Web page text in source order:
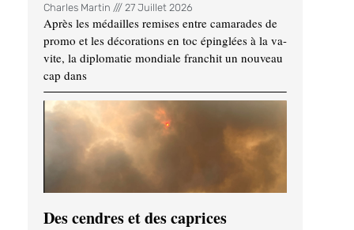
Charles Martin 27 Juillet 2026
Après les médailles remises entre camarades de
promo et les décorations en toc épinglées à la va-
vite, la diplomatie mondiale franchit un nouveau
cap dans
Des cendres et des caprices